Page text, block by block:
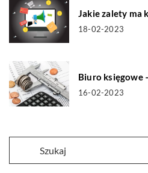
Jakie zalety ma
18-02-2023
Biuro księgowe
16-02-2023